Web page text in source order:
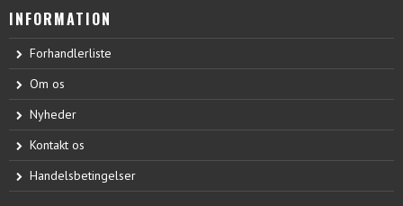
INFORMATION
Forhandlerliste
Om os
Nyheder
Kontakt os
Handelsbetingelser